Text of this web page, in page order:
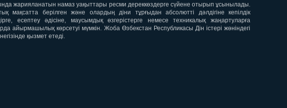
жарияланатын намаз уақыттары ресми дереккөздерге сүйене отырып ұсынылады.
мақсатта берілген және олардың діни тұрғыдан абсолютті дәлдігіне кепілдік
есептеу әдісіне, маусымдық өзгерістерге немесе техникалық жаңартуларға
айырмашылық көрсетуі мүмкін. Жоба Өзбекстан Республикасы Дін істері жөніндегі
қызмет етеді.